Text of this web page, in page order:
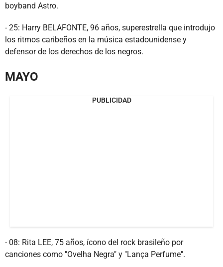
boyband Astro.
- 25: Harry BELAFONTE, 96 años, superestrella que introdujo
los ritmos caribeños en la música estadounidense y
defensor de los derechos de los negros.
MAYO
PUBLICIDAD
- 08: Rita LEE, 75 años, ícono del rock brasileño por
canciones como "Ovelha Negra" y "Lança Perfume".